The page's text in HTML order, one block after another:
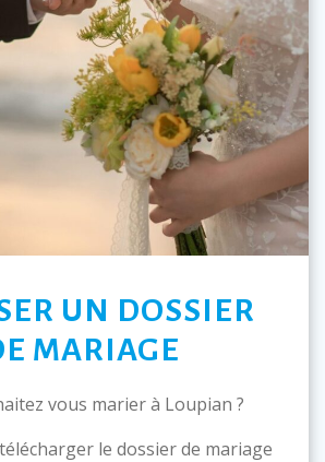
UN DOSSIER
MARIAGE
vous marier à Loupian ?
le dossier de mariage